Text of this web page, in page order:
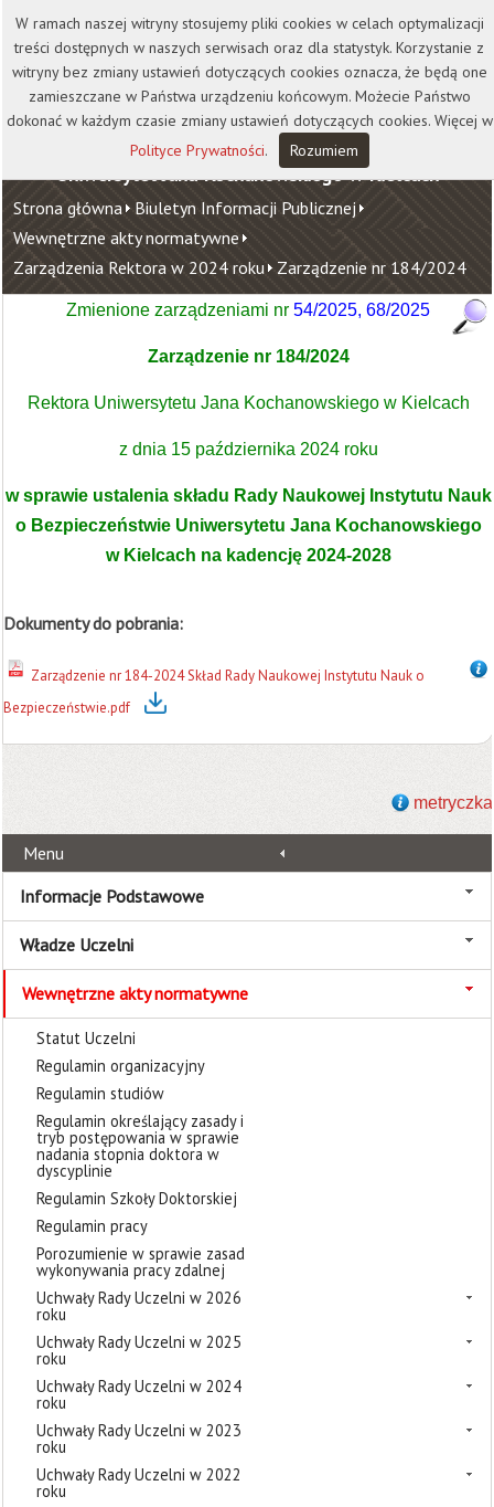
Kontakt Biblioteka
Wydawnictwo
Wirtualna Uczelnia
Uniwersytet Jana Kochanowskiego w Kielcach
Strona główna Biuletyn Informacji Publicznej
Wewnętrzne akty normatywne
Zarządzenia Rektora w 2024 roku Zarządzenie nr 184/2024
Zmienione zarządzeniami nr 54/2025, 68/2025
Zarządzenie nr 184/2024
Rektora Uniwersytetu Jana Kochanowskiego w Kielcach
z dnia 15 października 2024 roku
w sprawie ustalenia składu Rady Naukowej Instytutu Nauk
o Bezpieczeństwie Uniwersytetu Jana Kochanowskiego
w Kielcach na kadencję 2024-2028
Dokumenty do pobrania:
Zarządzenie nr 184-2024 Skład Rady Naukowej Instytutu Nauk o
Bezpieczeństwie.pdf
metryczka
Menu
Informacje Podstawowe
Władze Uczelni
Wewnętrzne akty normatywne
Statut Uczelni
Regulamin organizacyjny
Regulamin studiów
Regulamin określający zasady i
tryb postępowania w sprawie
nadania stopnia doktora w
dyscyplinie
Regulamin Szkoły Doktorskiej
Regulamin pracy
Porozumienie w sprawie zasad
wykonywania pracy zdalnej
Uchwały Rady Uczelni w 2026
roku
Uchwały Rady Uczelni w 2025
roku
Uchwały Rady Uczelni w 2024
roku
Uchwały Rady Uczelni w 2023
roku
Uchwały Rady Uczelni w 2022
roku
W ramach naszej witryny stosujemy pliki cookies w celach optymalizacji
treści dostępnych w naszych serwisach oraz dla statystyk. Korzystanie z
witryny bez zmiany ustawień dotyczących cookies oznacza, że będą one
zamieszczane w Państwa urządzeniu końcowym. Możecie Państwo
dokonać w każdym czasie zmiany ustawień dotyczących cookies. Więcej w
Polityce Prywatności. Rozumiem